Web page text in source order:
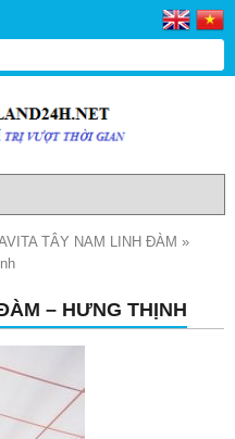
TÂY NAM LINH ĐÀM »
– HƯNG THỊNH